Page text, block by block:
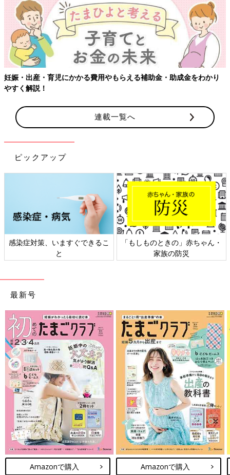
育児にかかる費用やもらえる補助金・助成金をわかり
【ワクチ
連載一覧へ
ピックアップ
感染症対策、いますぐできるこ
と
「もしものときの」赤ちゃん・
家族の防災
最新号
Amazonで購入 Amazonで購入